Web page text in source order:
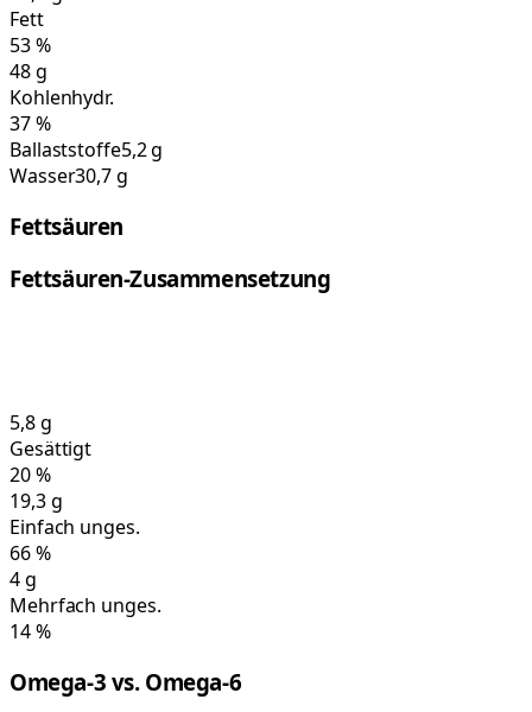
Fett
53%
48g
Kohlenhydr.
37%
Ballaststoffe5,2 g
Wasser30,7 g
Fettsäuren
Fettsäuren-Zusammensetzung
5,8g
Gesättigt
20%
19,3g
Einfach unges.
66%
4g
Mehrfach unges.
14%
Omega-3 vs. Omega-6